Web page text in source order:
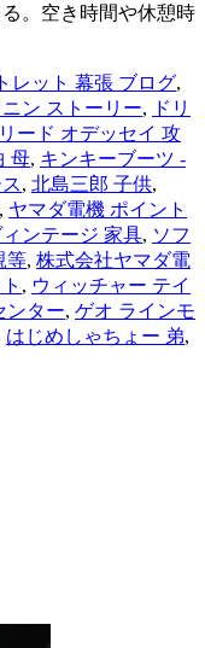
。空き時間や休憩時
レット 幕張 ブログ,
ニン ストーリー, ドリ
ード オデッセイ 攻
母, キンキーブーツ -
, 北島三郎 子供,
, ヤマダ電機 ポイント
ンテージ 家具, ソフ
等, 株式会社ヤマダ電
, ウィッチャー テイ
ンター, ゲオ ラインモ
はじめしゃちょー 弟,